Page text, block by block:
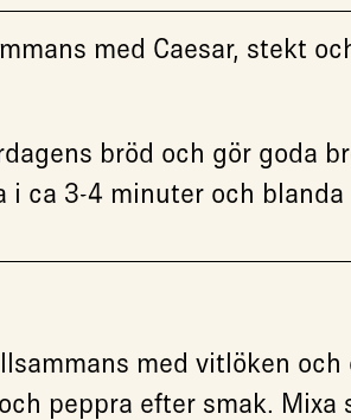
med Caesar, stekt
bröd och gör goda
i ca 3-4 minuter och blanda
med vitlöken
peppra efter smak. Mixa